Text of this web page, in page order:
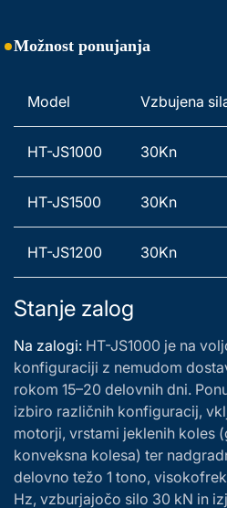
Možnost ponujanja
Model Vzbujena
HT-JS1000 30Kn
HT-JS1500 30Kn
HT-JS1200 30Kn
Stanje zalog
Na zalogi: HT-JS1000 je na
konfiguraciji z nemudom
rokom 15–20 delovnih dni.
izbiro različnih konfiguracij,
motorji, vrstami jeklenih koles
konveksna kolesa) ter
delovno težo 1 tono,
Hz, vzburjajočo silo 30 kN in